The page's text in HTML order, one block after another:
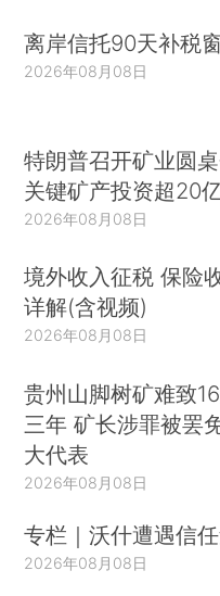
离岸信托90天补税
2026年08月08日
特朗普召开矿业圆
关键矿产投资超20
2026年08月08日
境外收入征税 保险
详解(含视频)
2026年08月08日
贵州山脚树矿难致
三年 矿长涉罪被罢
大代表
2026年08月08日
专栏｜沃什遭遇信
2026年08月08日